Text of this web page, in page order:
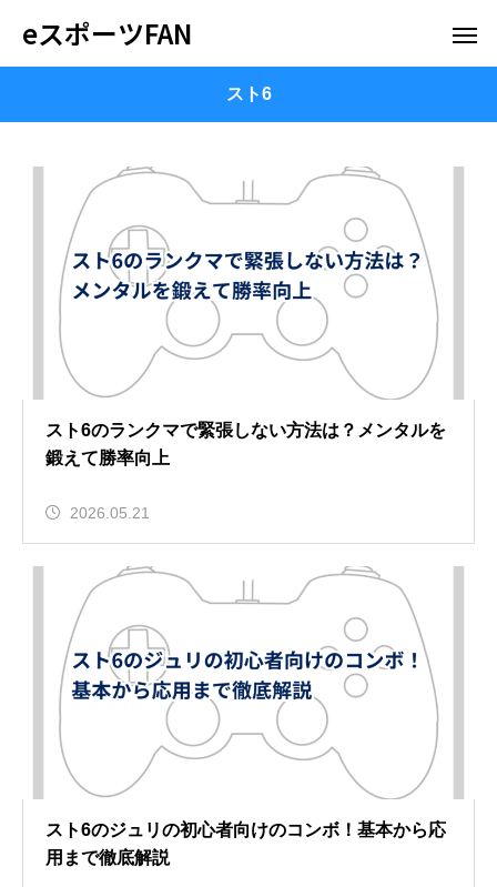
eスポーツFAN
スト6
スト6のランクマで緊張しない方法は？メンタルを
鍛えて勝率向上
2026.05.21
スト6のジュリの初心者向けのコンボ！基本から応
用まで徹底解説